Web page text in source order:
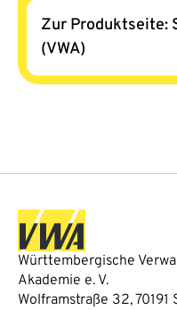
Zur Produktseite:
(VWA)
Württembergische
Akademie e. V.
Wolframstraße 32,